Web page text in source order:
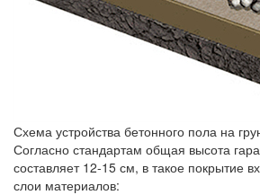
Схема устройства бетонного пола на
Согласно стандартам общая высота
составляет 12-15 см, в такое покрытие
слои материалов: